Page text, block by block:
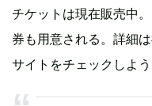
チケットは現在販売中
券も用意される。詳細
サイトをチェックしよう